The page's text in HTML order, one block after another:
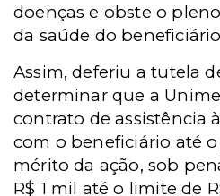
doenças e obste o
da saúde do
Assim, deferiu a tutela
determinar que a
contrato de assistência
com o beneficiário até
mérito da ação, sob
R$ 1 mil até o limite de